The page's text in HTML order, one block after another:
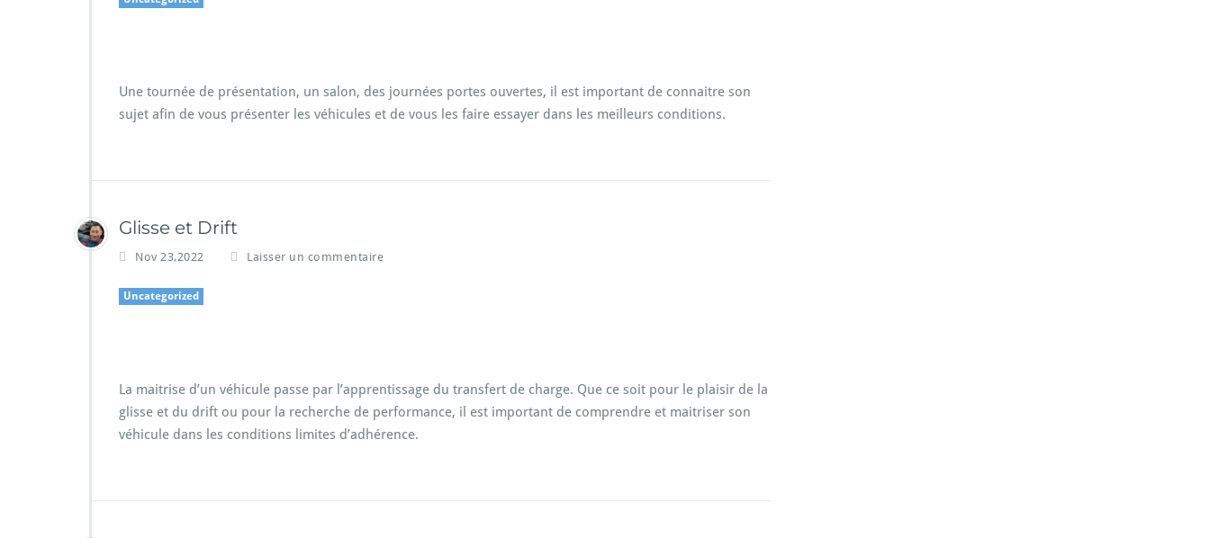
Une tournée de présentation, un salon, des journées portes ouvertes, il est important de connaitre son
sujet afin de vous présenter les véhicules et de vous les faire essayer dans les meilleurs conditions.
Glisse et Drift
Nov 23,2022 Laisser un commentaire
Uncategorized
La maitrise d’un véhicule passe par l’apprentissage du transfert de charge. Que ce soit pour le plaisir de la
glisse et du drift ou pour la recherche de performance, il est important de comprendre et maitriser son
véhicule dans les conditions limites d’adhérence.